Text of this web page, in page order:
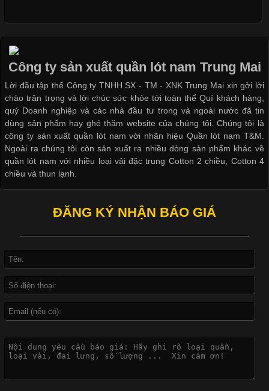
Các Form Áo Thun Phổ Biến Hiện Nay Và Xu Hướng Trong
Ngành May Mặc Áo thun là một trong những trang phục quen
thuộc và được sử dụng phổ biến nhất hiện nay. Không chỉ đa
dạng về màu sắc hay chất liệu, áo thun còn có nhiều form dáng
khác nhau để phù hợp với từng phong cách thời trang và nhu
cầu
Khám Phá Áo Phông Trang Phục Phổ Biến Nhất Hiện Nay
Áo phông là một trong những trang phục phổ biến nhất trong
Không chỉ xuất hiện trong thời trang thường ngày, áo phông còn
được ứng dụng rộng rãi trong ngành sản xuất may mặc, đặc
biệt là các sản phẩm từ vải thun. Hiện nay,
Đại
Cập nhật 2026-04-21 15:41:03
Công ty sản xuất quần lót nam Trung Mai
Lời đầu tập thể Công ty TNHH SX - TM - XNK Trung Mai xin gởi lời
chào trân trọng và lời chúc sức khỏe tới toàn thể Quí khách hàng,
quý Doanh nghiệp và các nhà đầu tư trong và ngoài nước đã tin
dùng sản phẩm hay ghé thăm website của chúng tôi. Chúng tôi là
công ty sản xuất quần lót nam với nhãn hiệu Quần lót nam T&M.
Ngoài ra chúng tôi còn sản xuất ra nhiều dòng sản phẩm khác về
quần lót nam với nhiều loại vải đặc trung Cotton 2 chiều, Cotton 4
chiều và thun lạnh.
ĐĂNG KÝ NHẬN BÁO GIÁ